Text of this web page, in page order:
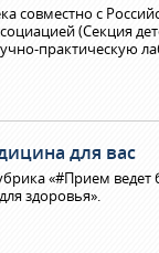
совместно с
(Секция
практическую
для вас
«#Прием ведет
здоровья».